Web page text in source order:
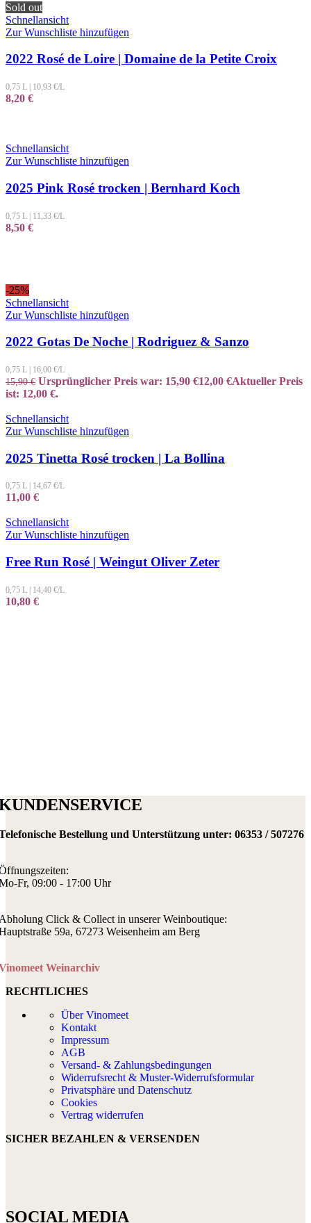
Sold out
Schnellansicht
Zur Wunschliste hinzufügen
2022 Rosé de Loire | Domaine de la Petite Croix
0,75 L 10,93 €/L
8,20 €
Schnellansicht
Zur Wunschliste hinzufügen
2025 Pink Rosé trocken | Bernhard Koch
0,75 L | 11,33 €/L
8,50 €
-25%
Schnellansicht
Zur Wunschliste hinzufügen
2022 Gotas De Noche | Rodriguez & Sanzo
0,75 L 16,00 €/L
15,90€ Ursprünglicher Preis war: 15,90 €12,00 €Aktueller Preis
ist: 12,00 €.
Schnellansicht
Zur Wunschliste hinzufügen
2025 Tinetta Rosé trocken | La Bollina
0,75 L 14,67 €/L
11,00 €
Schnellansicht
Zur Wunschliste hinzufügen
Free Run Rosé | Weingut Oliver Zeter
0,75 L 14,40 €/L
10,80 €
Bestellung und Unterstützung unter: 06353 / 507276
Fr, 09:00 - 17:00 Uhr
Click & Collect in unserer Weinboutique:
59a, 67273 Weisenheim am Berg
Weinarchiv
RECHTLICHES
Über Vinomeet
Kontakt
Impressum
AGB
Versand- & Zahlungsbedingungen
Widerrufsrecht & Muster-Widerrufsformular
Privatsphäre und Datenschutz
Cookies
Vertrag widerrufen
SICHER BEZAHLEN & VERSENDEN
SOCIAL MEDIA